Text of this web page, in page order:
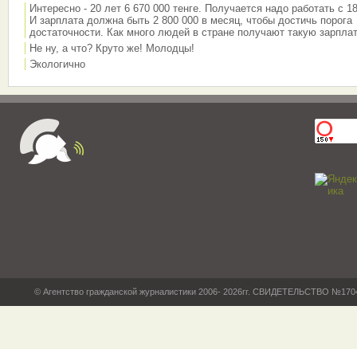
Интересно - 20 лет 6 670 000 тенге. Получается надо работать с
И зарплата должна быть 2 800 000 в месяц, чтобы достичь порога
достаточности. Как много людей в стране получают такую
Не ну, а что? Круто же! Молодцы!
Экологично
© Агентство гражданской журналистики 2006- 2026гг. СВИДЕТЕЛЬСТВО